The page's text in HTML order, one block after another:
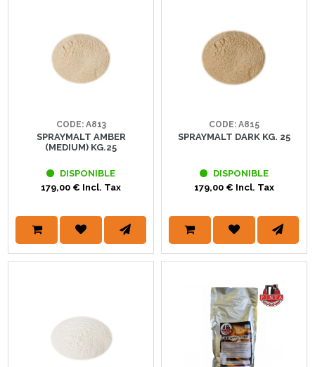
CODE: A813
SPRAYMALT AMBER
(MEDIUM) KG.25
DISPONIBLE
179,00 € Incl. Tax
CODE: A815
SPRAYMALT DARK KG. 25
DISPONIBLE
179,00 € Incl. Tax